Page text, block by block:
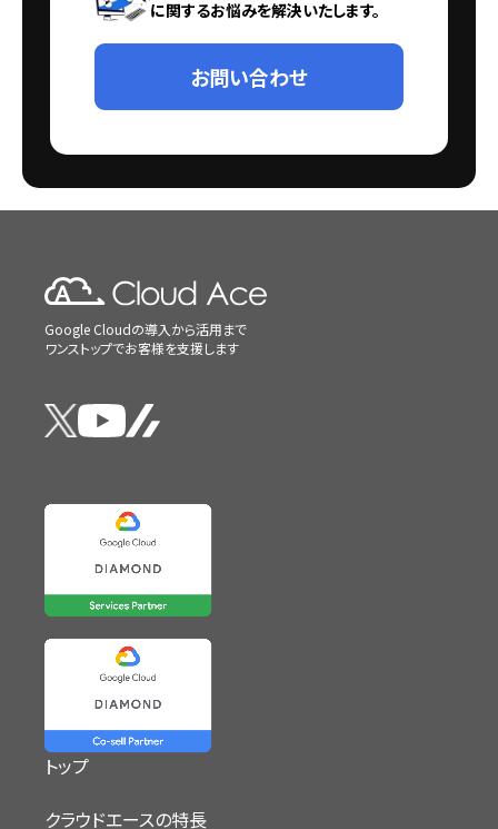
に関するお悩みを解決いたします。
お問い合わせ
Google Cloudの導入から活用まで
ワンストップでお客様を支援します
トップ
クラウドエースの特長